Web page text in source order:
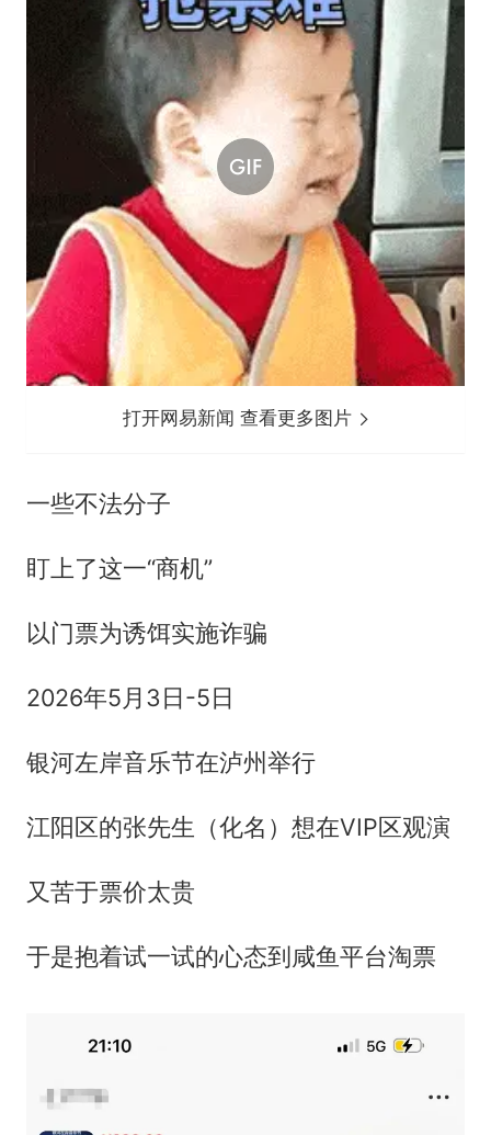
打开网易新闻 查看更多图片
一些不法分子
盯上了这一“商机”
以门票为诱饵实施诈骗
2026年5月3日-5日
银河左岸音乐节在泸州举行
江阳区的张先生（化名）想在VIP区观演
又苦于票价太贵
于是抱着试一试的心态到咸鱼平台淘票